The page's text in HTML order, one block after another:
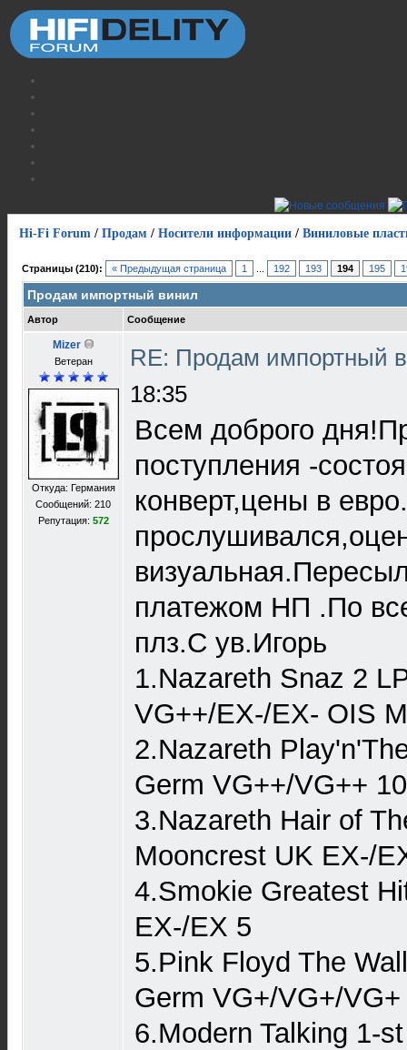
Hi-Fi Forum / Продам / Носители информации / Виниловые
Страницы (210): « Предыдущая страница 1 192 193 194 195
Продам импортный винил
Автор Сообщение
Mizer
Ветеран
Откуда: Германия
Сообщений: 210
Репутация: 572
RE: Продам импортный
18:35
Всем доброго
поступления -
конверт,цены в
платежом НП .По
плз.C ув.Игорь
1.Nazareth Snaz 2
VG++/EX-/EX- OIS
2.Nazareth
Germ VG++/VG++ 10
3.Nazareth Hair of
Mooncrest UK EX-/
4.Smokie Greatest
EX-/EX 5
5.Pink Floyd The
Germ VG+/VG+/
6.Modern Talking 1-